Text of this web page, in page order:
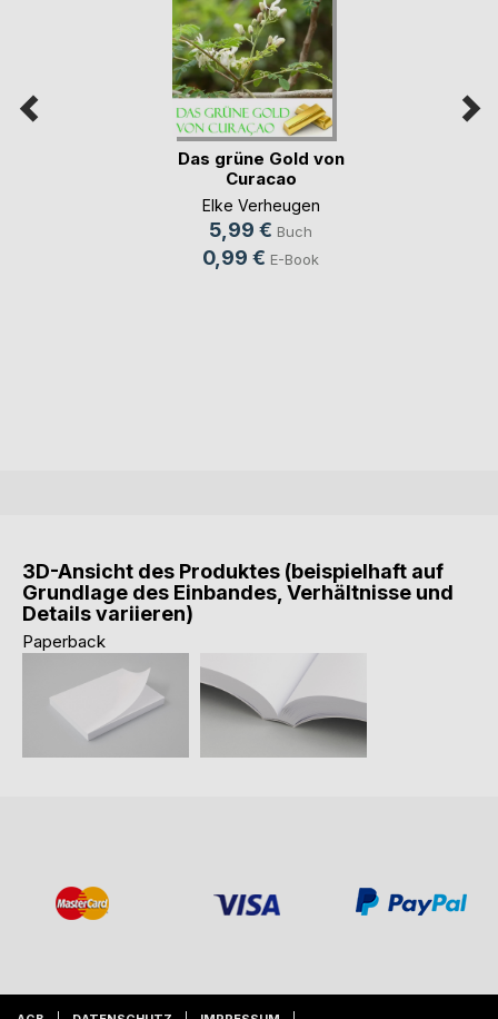
Das grüne Gold von
Curacao
Elke Verheugen
5,99 € Buch
0,99 € E-Book
3D-Ansicht des Produktes (beispielhaft auf
Grundlage des Einbandes, Verhältnisse und
Details variieren)
Paperback